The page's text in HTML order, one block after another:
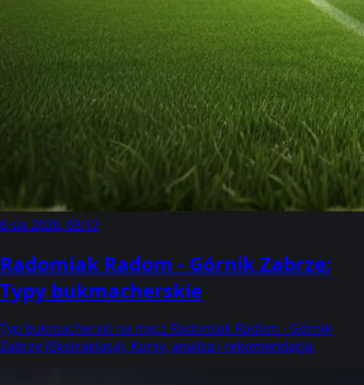
6 sie 2026, 03:12
Radomiak Radom - Górnik Zabrze:
Typy bukmacherskie
Typ bukmacherski na mecz Radomiak Radom - Górnik
Zabrze (Ekstraklasa). Kursy, analiza i rekomendacja.